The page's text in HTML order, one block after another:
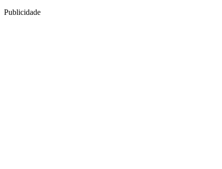
Publicidade